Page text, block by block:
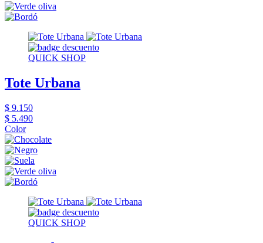
QUICK SHOP
Tote Urbana
$ 9.150
$ 5.490
Color
QUICK SHOP